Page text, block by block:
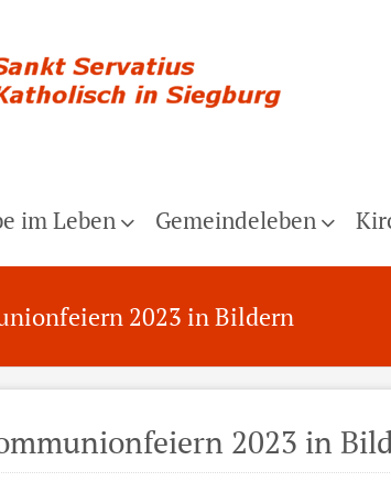
im Leben Gemeindeleben
2023 in Bildern
2023 in